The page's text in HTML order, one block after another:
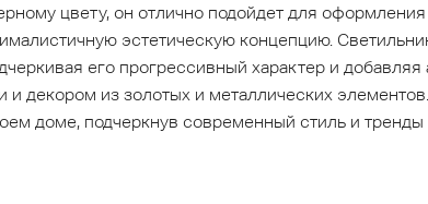
цвету, он отлично подойдет для
эстетическую концепцию.
его прогрессивный характер и
и декором из золотых и металлических
доме, подчеркнув современный стиль и